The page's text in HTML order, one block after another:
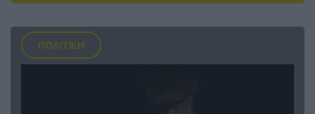
ΠΟΛΙΤΙΚΗ